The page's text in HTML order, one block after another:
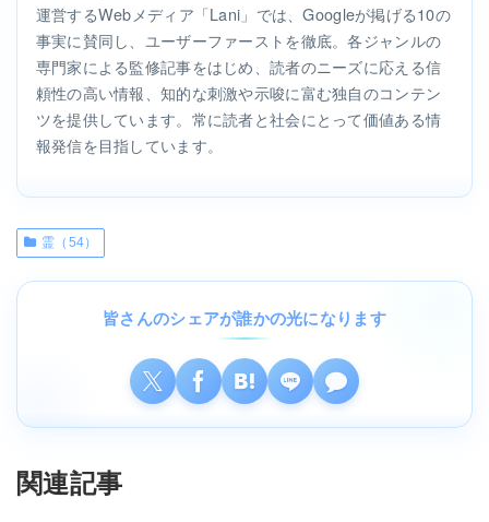
運営するWebメディア「Lani」では、Googleが掲げる10の
事実に賛同し、ユーザーファーストを徹底。各ジャンルの
専門家による監修記事をはじめ、読者のニーズに応える信
頼性の高い情報、知的な刺激や示唆に富む独自のコンテン
ツを提供しています。常に読者と社会にとって価値ある情
報発信を目指しています。
霊（54）
皆さんのシェアが誰かの光になります
関連記事